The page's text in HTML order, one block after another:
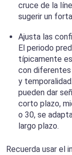
cruce de la
sugerir un
Ajusta las
El periodo
típicamente
con
y
pueden dar
corto plazo,
o 30, se
largo plazo.
Recuerda usar el